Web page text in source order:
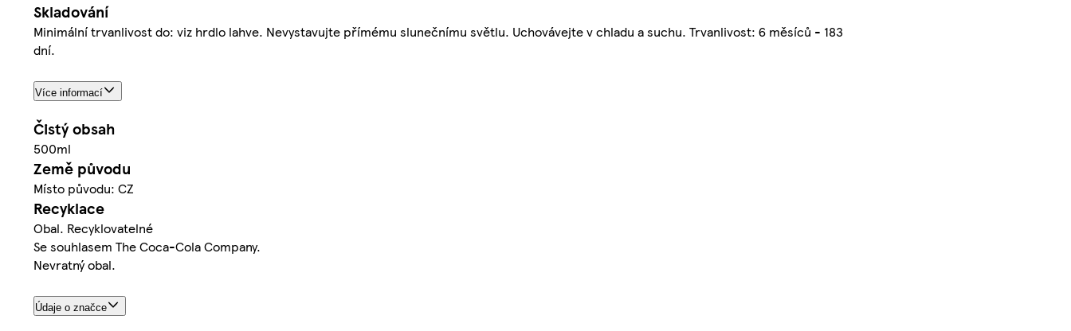
Skladování
Minimální trvanlivost do: viz hrdlo lahve. Nevystavujte přímému slunečnímu světlu. Uchovávejte v chladu a suchu. Trvanlivost: 6 měsíců - 183
dní.
Více informací
Čistý obsah
500ml
Země původu
Místo původu: CZ
Recyklace
Obal. Recyklovatelné
Se souhlasem The Coca-Cola Company.
Nevratný obal.
Údaje o značce